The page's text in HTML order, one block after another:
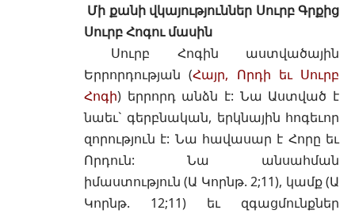
Մի քանի վկայություններ Սուրբ Գրքից
Սուրբ Հոգու մասին
Սուրբ Հոգին աստվածային
Երրորդության (Հայր, Որդի եւ Սուրբ
Հոգի) երրորդ անձն է: Նա Աստված է
նաեւ` գերբնական, երկնային հոգեւոր
զորություն է: Նա հավասար է Հորը եւ
Որդուն: Նա անսահման
իմաստություն(Ա Կորնթ. 2;11), կամք(Ա
Կորնթ. 12;11) եւ զգացմունքներ